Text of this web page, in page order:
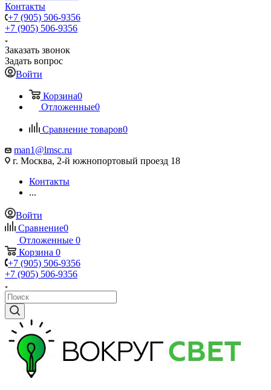
Контакты
+7 (905) 506-9356
+7 (905) 506-9356
Заказать звонок
Задать вопрос
Войти
Корзина0
Отложенные0
Сравнение товаров0
man1@lmsc.ru
г. Москва, 2-й южнопортовый проезд 18
Контакты
...
Войти
Сравнение0
Отложенные 0
Корзина 0
+7 (905) 506-9356
+7 (905) 506-9356